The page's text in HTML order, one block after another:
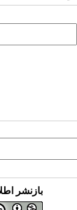
بازنشر